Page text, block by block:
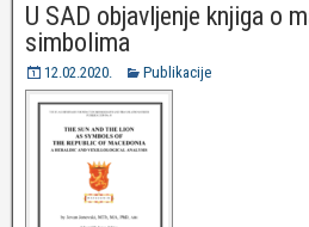
U SAD objavljenje knjiga o
simbolima
12.02.2020. Publikacije